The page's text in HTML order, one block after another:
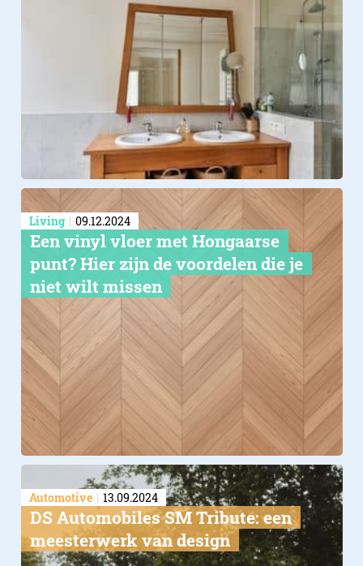
Living 09.12.2024
Een vinyl vloer met Hongaarse
punt? Hier zijn de voordelen die je
niet wilt missen
Automotive 13.09.2024
DS Automobiles SM Tribute: een
meesterwerk van design